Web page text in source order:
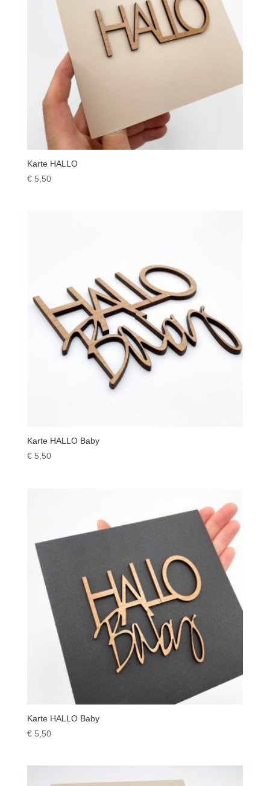
Karte HALLO
€5,50
Karte HALLO Baby
€5,50
Karte HALLO Baby
€5,50